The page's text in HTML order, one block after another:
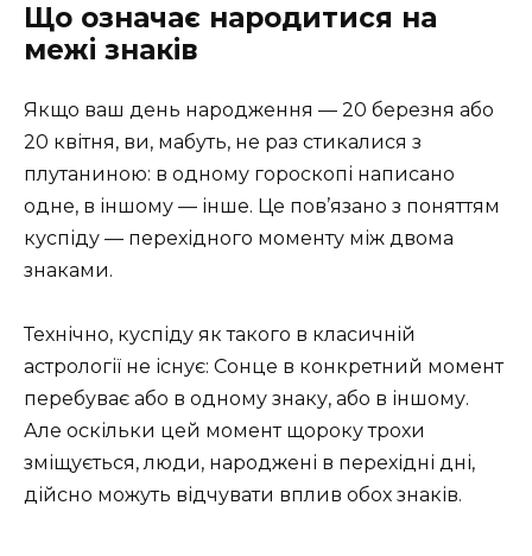
Що означає народитися на
межі знаків
Якщо ваш день народження — 20 березня або
20 квітня, ви, мабуть, не раз стикалися з
плутаниною: в одному гороскопі написано
одне, в іншому — інше. Це пов’язано з поняттям
куспіду — перехідного моменту між двома
знаками.
Технічно, куспіду як такого в класичній
астрології не існує: Сонце в конкретний момент
перебуває або в одному знаку, або в іншому.
Але оскільки цей момент щороку трохи
зміщується, люди, народжені в перехідні дні,
дійсно можуть відчувати вплив обох знаків.